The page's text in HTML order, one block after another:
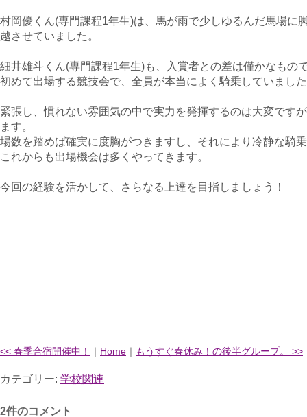
村岡優くん(専門課程1年生)は、馬が雨で少しゆるんだ馬場に
越させていました。
細井雄斗くん(専門課程1年生)も、入賞者との差は僅かなもの
初めて出場する競技会で、全員が本当によく騎乗していまし
緊張し、慣れない雰囲気の中で実力を発揮するのは大変です
ます。
場数を踏めば確実に度胸がつきますし、それにより冷静な騎
これからも出場機会は多くやってきます。
今回の経験を活かして、さらなる上達を目指しましょう！
<< 春季合宿開催中！ ｜ Home ｜ もうすぐ春休み！の後半グループ。 >>
カテゴリー: 学校関連
2件のコメント